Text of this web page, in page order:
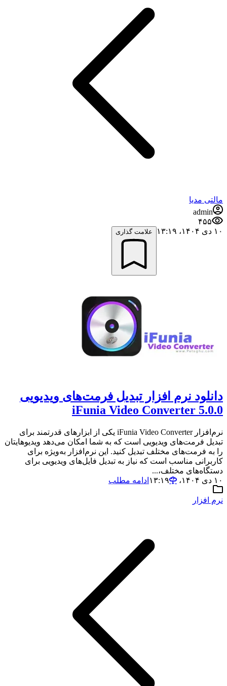
مالتی مدیا
admin
۴۵۵
۱۰ دی ۱۴۰۴،‏ ۱۳:۱۹
علامت گذاری
دانلود نرم افزار تبدیل فرمت‌های ویدیویی
iFunia Video Converter 5.0.0
نرم‌افزار iFunia Video Converter یکی از ابزارهای قدرتمند برای
تبدیل فرمت‌های ویدیویی است که به شما امکان می‌دهد ویدیوهایتان
را به فرمت‌های مختلف تبدیل کنید. این نرم‌افزار به‌ویژه برای
کاربرانی مناسب است که نیاز به تبدیل فایل‌های ویدیویی برای
دستگاه‌های مختلف،...
۱۰ دی ۱۴۰۴،‏ ۱۳:۱۹
ادامه مطلب
نرم افزار